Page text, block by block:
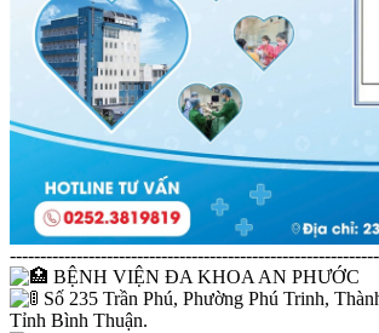
BỆNH VIỆN ĐA KHOA AN PHƯỚC
Số 235 Trần Phú, Phường Phú Trinh,
Tỉnh Bình Thuận.